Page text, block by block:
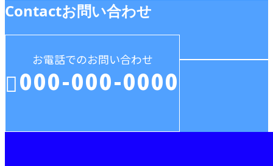
Contactお問い合わせ
お電話でのお問い合わせ
000-000-0000